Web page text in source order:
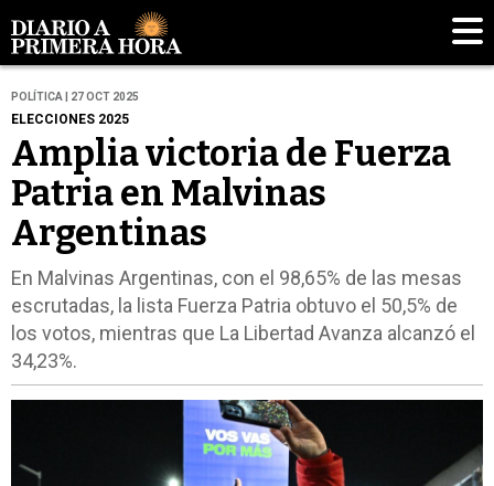
POLÍTICA | 27 OCT 2025
ELECCIONES 2025
Amplia victoria de Fuerza
Patria en Malvinas
Argentinas
En Malvinas Argentinas, con el 98,65% de las mesas
escrutadas, la lista Fuerza Patria obtuvo el 50,5% de
los votos, mientras que La Libertad Avanza alcanzó el
34,23%.